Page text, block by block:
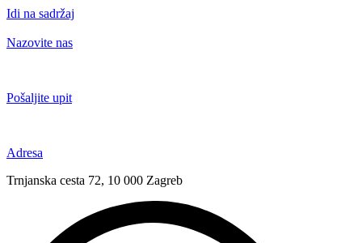
Idi na sadržaj
Nazovite nas
Pošaljite upit
Adresa
Trnjanska cesta 72, 10 000 Zagreb